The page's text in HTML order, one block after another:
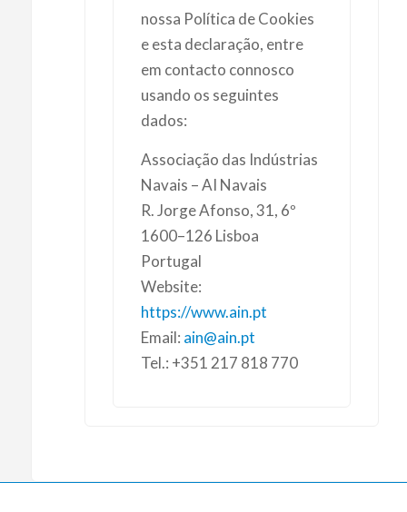
nossa Política de Cookies
e esta declaração, entre
em contacto connosco
usando os seguintes
dados:
Associação das Indústrias
Navais – AI Navais
R. Jorge Afonso, 31, 6º
1600–126 Lisboa
Portugal
Website:
https://www.ain.pt
Email: ain@ain.pt
Tel.: +351 217 818 770